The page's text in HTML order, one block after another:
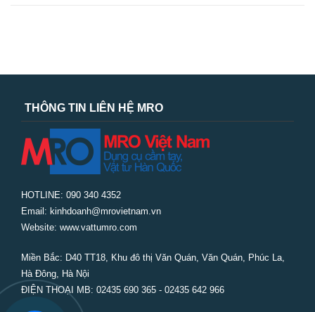
THÔNG TIN LIÊN HỆ MRO
HOTLINE: 090 340 4352
Email: kinhdoanh@mrovietnam.vn
Website: www.vattumro.com
Miền Bắc: D40 TT18, Khu đô thị Văn Quán, Văn Quán, Phúc La,
Hà Đông, Hà Nội
ĐIỆN THOẠI MB: 02435 690 365 - 02435 642 966